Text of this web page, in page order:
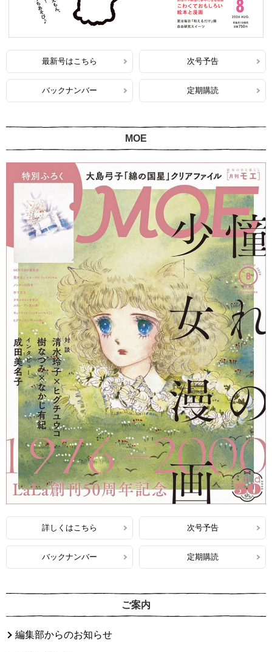
最新号はこちら 次号予告
バックナンバー 定期購読
MOE
詳しくはこちら 次号予告
バックナンバー 定期購読
ご案内
編集部からのお知らせ